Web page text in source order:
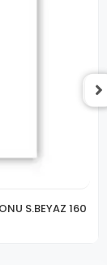
S.BEYAZ 160